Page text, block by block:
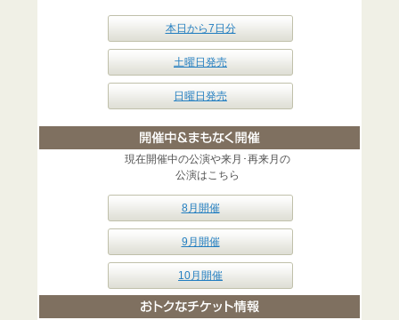
本日から7日分
土曜日発売
日曜日発売
現在開催中の公演や来月･再来月の
公演はこちら
8月開催
9月開催
10月開催